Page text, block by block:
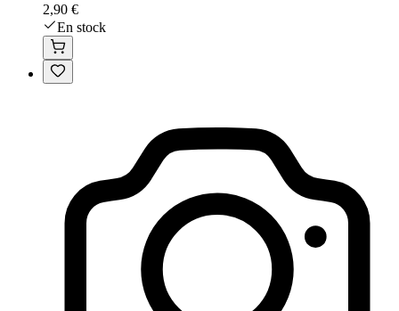
2,90 €
En stock